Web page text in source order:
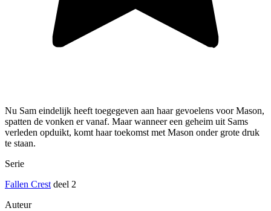
Nu Sam eindelijk heeft toegegeven aan haar gevoelens voor Mason,
spatten de vonken er vanaf. Maar wanneer een geheim uit Sams
verleden opduikt, komt haar toekomst met Mason onder grote druk
te staan.
Serie
Fallen Crest deel 2
Auteur